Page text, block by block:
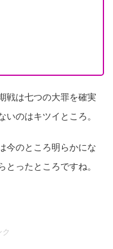
戦は七つの大罪を確実
のはキツイところ。
今のところ明らかにな
ったところですね。
ク